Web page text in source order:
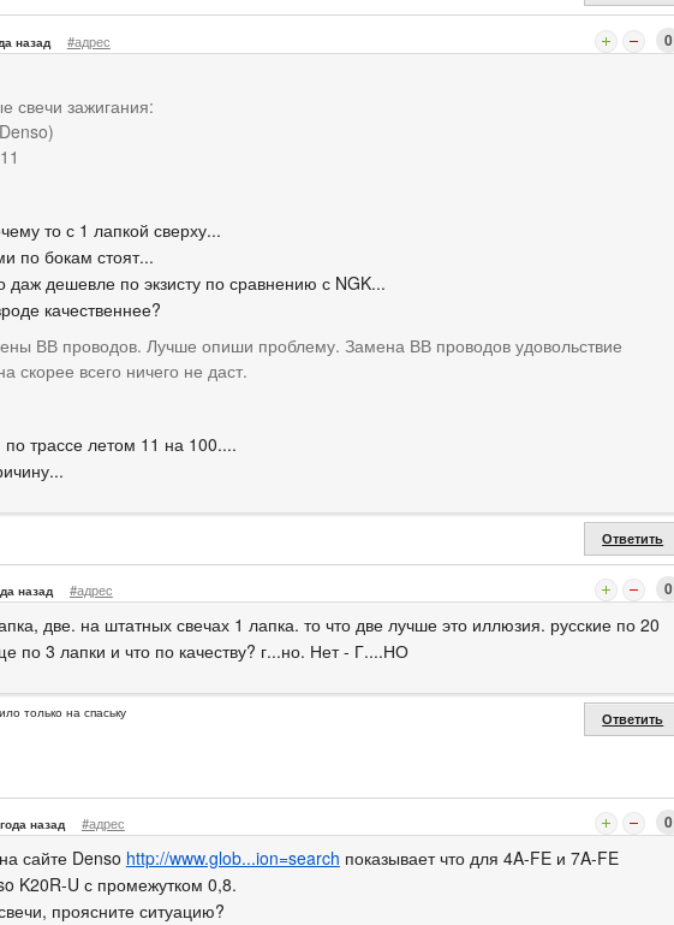
назад #адрес 0
свечи зажигания:
то с 1 лапкой сверху...
по бокам стоят...
даж дешевле по экзисту по сравнению с NGK...
качественнее?
ВВ проводов. Лучше опиши проблему. Замена ВВ проводов удовольствие
скорее всего ничего не даст.
по трассе летом 11 на 100....
Ответить
назад #адрес 0
две. на штатных свечах 1 лапка. то что две лучше это иллюзия. русские по 20
по 3 лапки и что по качеству? г...но. Нет - Г....НО
только на спаську Ответить
назад #адрес 0
сайте Denso http://www.glob...ion=search показывает что для 4A-FE и 7A-FE
K20R-U с промежутком 0,8.
проясните ситуацию?